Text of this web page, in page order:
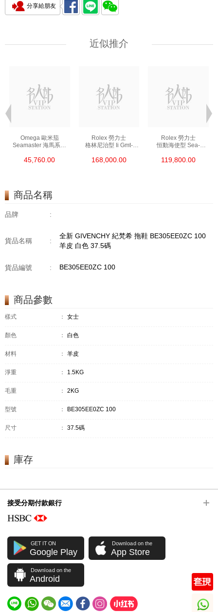
分享給朋友
近似推介
Omega 歐米茄
Seamaster 海馬系列
精鋼 Nekton Edition
45,760.00
Rolex 勞力士
格林尼治型 Ii Gmt-
0002 18kt玫瑰金/鋼
168,000.00
Rolex 勞力士
恒動海使型 Sea-
精鋼 單紅
119,800.00
商品名稱
品牌 :
貨品名稱 :
全新 GIVENCHY 紀梵希 拖鞋 BE305EE0ZC 100
羊皮 白色 37.5碼
貨品編號 : BE305EE0ZC 100
商品參數
樣式 ： 女士
顏色 ： 白色
材料 ： 羊皮
淨重 ： 1.5KG
毛重 ： 2KG
型號 ： BE305EE0ZC 100
尺寸 ： 37.5碼
庫存
接受分期付款銀行
GET IT ON
Google Play
Download on the
App Store
Download on the
Android